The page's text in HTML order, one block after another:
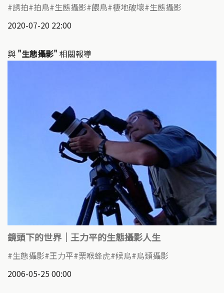
誘拍 拍鳥 生態攝影 餵鳥 棲地破壞 生態攝影
2020-07-20 22:00
與 "生態攝影" 相關報導
鏡頭下的世界｜王力平的生態攝影人生
生態攝影 王力平 栗喉蜂虎 候鳥 鳥類攝影
2006-05-25 00:00